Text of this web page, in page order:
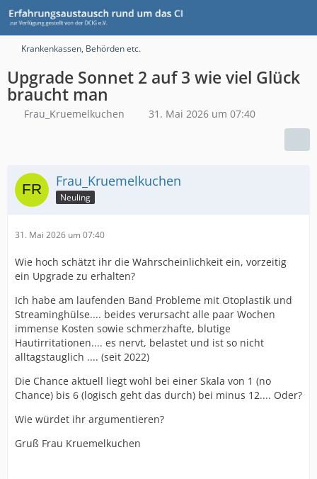
Krankenkassen, Behörden etc.
Upgrade Sonnet 2 auf 3 wie viel Glück
braucht man
Frau_Kruemelkuchen 31. Mai 2026 um 07:40
Frau_Kruemelkuchen
Neuling
31. Mai 2026 um 07:40
Wie hoch schätzt ihr die Wahrscheinlichkeit ein, vorzeitig
ein Upgrade zu erhalten?
Ich habe am laufenden Band Probleme mit Otoplastik und
Streaminghülse.... beides verursacht alle paar Wochen
immense Kosten sowie schmerzhafte, blutige
Hautirritationen.... es nervt, belastet und ist so nicht
alltagstauglich .... (seit 2022)
Die Chance aktuell liegt wohl bei einer Skala von 1 (no
Chance) bis 6 (logisch geht das durch) bei minus 12.... Oder?
Wie würdet ihr argumentieren?
Gruß Frau Kruemelkuchen